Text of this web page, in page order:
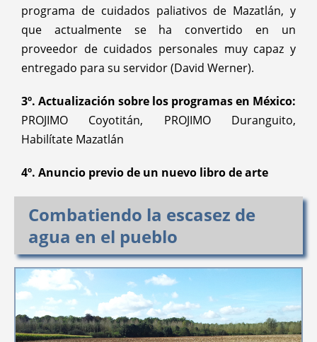
programa de cuidados paliativos de Mazatlán, y
que actualmente se ha convertido en un
proveedor de cuidados personales muy capaz y
entregado para su servidor (David Werner).
3º. Actualización sobre los programas en México:
PROJIMO Coyotitán, PROJIMO Duranguito,
Habilítate Mazatlán
4º. Anuncio previo de un nuevo libro de arte
Combatiendo la escasez de
agua en el pueblo